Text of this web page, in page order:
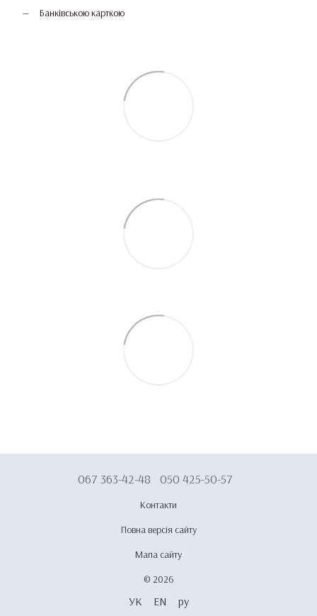
Банківською карткою
067 363-42-48 050 425-50-57
Контакти
Повна версія сайту
Мапа сайту
© 2026
УК EN ру